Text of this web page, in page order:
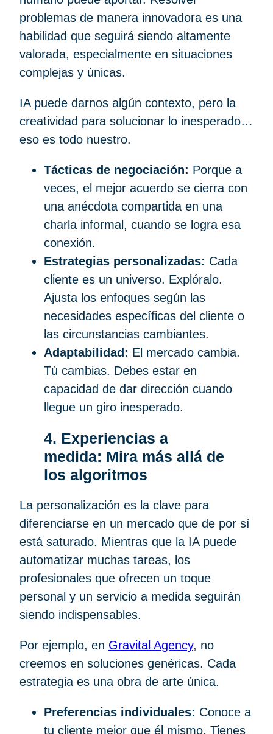
problemas de manera innovadora es una
habilidad que seguirá siendo altamente
valorada, especialmente en situaciones
complejas y únicas.
IA puede darnos algún contexto, pero la
creatividad para solucionar lo inesperado…
eso es todo nuestro.
Tácticas de negociación: Porque a
veces, el mejor acuerdo se cierra con
una anécdota compartida en una
charla informal, cuando se logra esa
conexión.
Estrategias personalizadas: Cada
cliente es un universo. Explóralo.
Ajusta los enfoques según las
necesidades específicas del cliente o
las circunstancias cambiantes.
Adaptabilidad: El mercado cambia.
Tú cambias. Debes estar en
capacidad de dar dirección cuando
llegue un giro inesperado.
4. Experiencias a
medida: Mira más allá de
los algoritmos
La personalización es la clave para
diferenciarse en un mercado que de por sí
está saturado. Mientras que la IA puede
automatizar muchas tareas, los
profesionales que ofrecen un toque
personal y un servicio a medida seguirán
siendo indispensables.
Por ejemplo, en Gravital Agency, no
creemos en soluciones genéricas. Cada
estrategia es una obra de arte única.
Preferencias individuales: Conoce a
tu cliente mejor que él mismo. Tienes